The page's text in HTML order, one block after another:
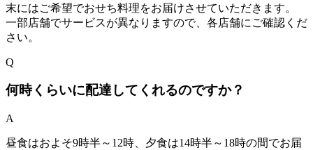
末にはご希望でおせち料理をお届けさせていただきます。
一部店舗でサービスが異なりますので、各店舗にご確認くだ
さい。
Q
何時くらいに配達してくれるのですか？
A
昼食はおよそ9時半～12時、夕食は14時半～18時の間でお届